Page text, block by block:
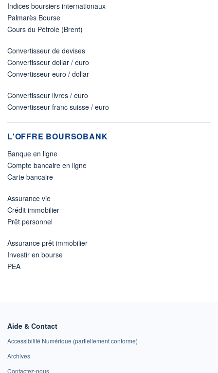
Indices boursiers internationaux
Palmarès Bourse
Cours du Pétrole (Brent)
Convertisseur de devises
Convertisseur dollar / euro
Convertisseur euro / dollar
Convertisseur livres / euro
Convertisseur franc suisse / euro
L'OFFRE BOURSOBANK
Banque en ligne
Compte bancaire en ligne
Carte bancaire
Assurance vie
Crédit immobilier
Prêt personnel
Assurance prêt immobilier
Investir en bourse
PEA
Aide & Contact
Accessibilité Numérique (partiellement conforme)
Archives
Contactez-nous